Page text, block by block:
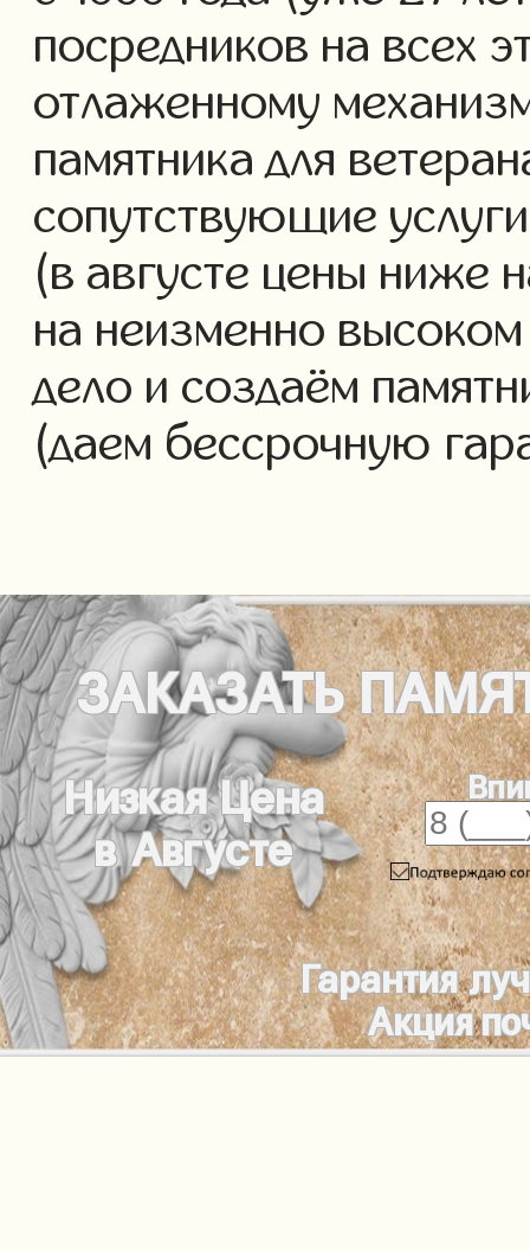
посредников на всех
отлаженному
памятника для
сопутствующие
(в августе цены ниже
на неизменно
дело и создаём
(даем бессрочную
ЗАКАЗАТЬ
Низкая Цена
в Августе
Гарантия
Акция